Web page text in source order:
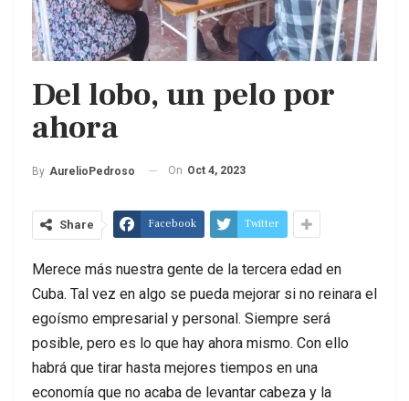
Del lobo, un pelo por
ahora
By AurelioPedroso On Oct 4, 2023
Share Facebook Twitter
Merece más nuestra gente de la tercera edad en
Cuba. Tal vez en algo se pueda mejorar si no reinara el
egoísmo empresarial y personal. Siempre será
posible, pero es lo que hay ahora mismo. Con ello
habrá que tirar hasta mejores tiempos en una
economía que no acaba de levantar cabeza y la